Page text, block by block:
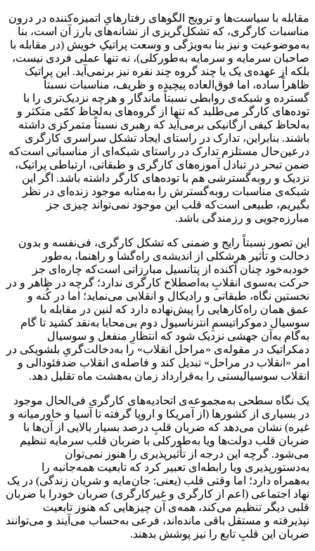
مقابله با سیاست‌ها و ترویج الگوهای رفتارهایِ اتمیزه‌کننده در درون
مناسبات کارگری، که تشکل‌گریزی از نشانه‌های بارز آن است، بنا
به‌‌موضوعیت و نیز بنا به‌ویژگی و وسعت پراتیکِ خویش (در مقابله با
صاحبان سرمایه و سرمایه به‌طورکلی)، نه تنها عملی فردی نیست،
بلکه از عهده‌ی یک یا چند گروه چند نفره نیز برنمی‌آید. این پراتیک
ظاهراً ساده، اما فوق‌العاده پیچیده و ظریف، مناسبات نسبتاً
گسترده و شبکه‌ی روابطی نسبتاً ماندگار و هرچه نزدیک‌تری را با
توده‌های کارگر می‌طلبد که تنها از گروه‌های به‌لحاظ کمّی متکثر و
به‌لحاظ کیفی ارگانیکی برمی‌آید که رهبری نسبتاً متمرکزی داشته
باشند. بنابراین، تدارک در راستای ایجاد تشکل سراسری کارگری
درعین‌حال مستلزم تدارک در راستای شبکه‌ای از مناسباتی است‌که
ضمن تبحر در تبادل آموزه‌های کارگری و طبقاتی، ارتباطی پراتیک،
نزدیک و روبه‌گسترشی هم با توده‌های کارگر داشته باشد. اگر این
شبکه‌ی مناسبات روبه‌گسترش را به‌مثابه‌ ‌موجود زنده‌ای در نظر
بگیریم، طبیعی است‌که قلب این موجود نمی‌تواند چیزی جز
مبارزه‌جویی و رزمندگی باشد.
این تصور نسبتاً رایج و ضمنی که تشکل کارگری، فی‌نفسه و بدون
دخالت و تأثیر هرشکلی از اندیشه‌ی راه‌گشا و راهنما، به‌طور
خودبه‌خود چنان آکنده از پتانسیل مبارزاتی است‌که چاره‌ای جز
حرکت به‌سوی انقلابِ به‌اصطلاح کارگری ندارد؛ گرچه در ظاهر و در
نخستین نگاه، طبقاتی و رادیکال و انقلابی می‌نماید؛ اما در کُنه و
عمق همان راه‌کارهایی را پیش‌نهاده دارد که لنین در مقابله با
سوسیال دموکراتیسمِ انترناسیول دوم بی‌محابا به‌نقد کشید تا گام
به‌گام به‌آن جهشی نزدیک شود که انتظارِ منفعل و سوسیال
دمکراتیک در مقوله‌ی «مراحل انقلاب» را به‌دخالت‌گریِ بلشویکی در
امر «انقلاب در مراحل» تبدیل کند و فاصله‌ی انقلاب ضدفئودالی و
انقلاب سوسیالیستی را به‌قرارداد زمان به‌هشت ماه تقلیل دهد.
یک نگاه سطحی به‌مجموعه‌ی اتحادیه‌های کارگری فی‌الحال موجود
در بسیاری از کشورها (از آمریکا و اروپا گرفته تا آسیا و خاورمیانه و
غیره) نشان می‌دهد که ضربان قلبِ درصد بسیار بالایی از آن‌ها با
ضربان قلب دولت‌ها ویا به‌طورکلی با ضربان قلب سرمایه تنظیم
می‌شود. گرچه این درجه از تأثیرپذیری را هنوز نمی‌توان
به‌دستورپذیری ویا رابطه‌ای تعبیر کرد که تابعیت همه‌جانبه را
به‌همراه دارد؛ اما وقتی قلب (یعنی: جان‌مایه و شریان زندگی) در یک
نهاد اجتماعی (اعم از کارگری و غیرکارگری) ضربان خودرا با ضربان
قلبی دیگر تنظیم می‌کند، همه‌ی آن چیزهایی که هنوز تابعیت
نپذیرفته و مستقل باقی مانده‌اند، فرعی‌ به‌حساب می‌آیند و می‌توانند
ضربان این قلبِ تابع را نیز پوشش بدهند.